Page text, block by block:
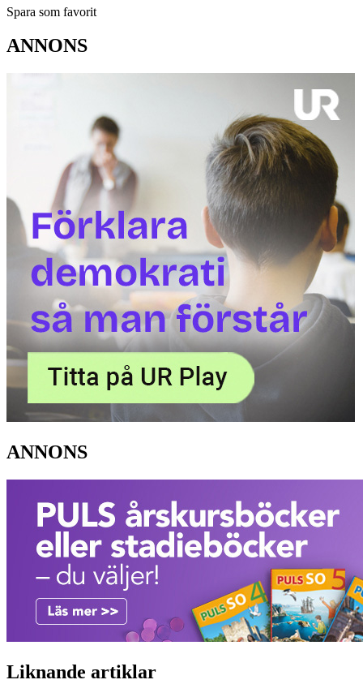
Spara som favorit
ANNONS
ANNONS
Liknande artiklar